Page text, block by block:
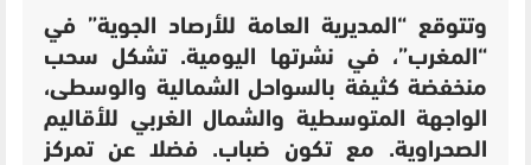
وتتوقع “المديرية العامة للأرصاد الجوية” في
“المغرب”، في نشرتها اليومية.تشكل سحب
منخفضة كثيفة بالسواحل الشمالية والوسطى،
الواجهة المتوسطية والشمال الغربي للأقاليم
الصحراوية. مع تكون ضباب. فضلا عن تمركز